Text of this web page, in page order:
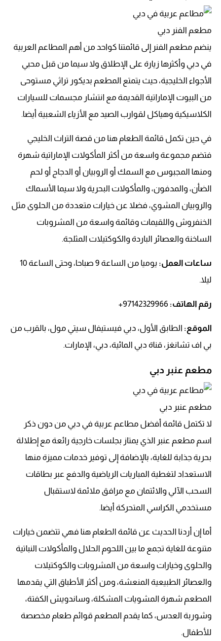
مطعم الفنر دبي
ينضم مطعم الفنر إلى قائمتنا كواحد من أهم المطاعم العربية
في دبي وأكثرها زيارة على الإطلاق ولا سيما من قبل محبي
الأجواء الخليجية، حيث يتمتع المطعم بديكور تراثي مستوحى
من البيوت الإماراتية القديمة مع انتشار مجسمات للسيارات
الكلاسيكية وهياكل لقوارب الصيد مع الأزياء الشعبية أيضا.
في حين تكمل قائمة الطعام هنا من قصة التراث الخليجي
فتضم مجموعة واسعة من أكثر المأكولات الإماراتية شهرة
ومنها المجبوس مع السمك أو الروبيان أو الدجاج أو لحم
الضأن، والمدفون، والمأكولات البحرية ولا سيما الأسماك
والروبيان المشوي، فضلا عن خيارات متعددة من الحلوى مثل
الخنفروش واللقيمات وقائمة واسعة من المشروبات
الساخنة والعصائر الباردة والكوكتيلات المثلجة.
ساعات العمل:
يوميا من الساعة 9 صباحا، وحتى الساعة 10
ليلا.
رقم الهاتف:
97142329966+
الموقع: الطابق الأول، دبي فيستيفال سيتي مول، بالقرب من
بي اف تشانغز، قناة دبي المائية، دبي، الإمارات.
مطعم عنبر دبي
مطعم عنبر دبي
لا تكتمل قائمة أفضل مطاعم عربية في دبي من دون ذكر
اسم مطعم عنبر الذي يمتاز بجلسات خارجية رائعة مع إطلالة
بحرية جذابة للغاية، بالإضافة إلى توفير خدمات مميزة منها
الاستعداد لتغطية المباريات الرياضية والدفع عبر بطاقات
السحب الآلي والائتمان مع مرافق ملائمة لاستقبال
مستخدمي الكراسي المتحركة أيضا.
أما إن أردنا الحديث عن قائمة الطعام هنا فهي تتضمن خيارات
متنوعة للغاية تجمع ما بين اللحوم الحلال والمأكولات النباتية
والحلوى وخيارات واسعة من المشروبات والكوكتيلات
والعصائر الطبيعية المنعشة، ومن أكثر الأطباق التي يقدمها
المطعم شهرة المشويات المشكلة، وساندويش الكفتة،
وشوربة العدس، كما يقدم المطعم قوائم طعام مخصصة
للأطفال.